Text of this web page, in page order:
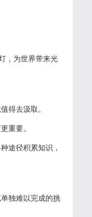
，为世界带来光
得去汲取。
重要。
途径积累知识，
独难以完成的挑